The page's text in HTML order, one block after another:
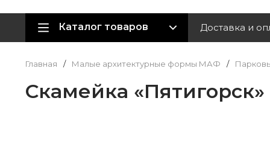
Каталог товаров Доставка и
Главная / Малые архитектурные формы МАФ /
Скамейка «Пятигорск»